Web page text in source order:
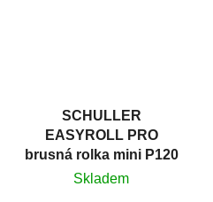
SCHULLER
EASYROLL PRO
brusná rolka mini P120
Skladem